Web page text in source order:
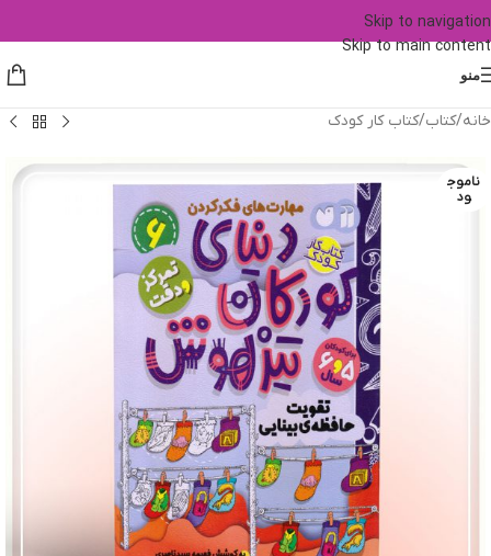
Skip to navigation
Skip to main content
منو
خانه/کتاب/کتاب کار کودک
ناموج
ود